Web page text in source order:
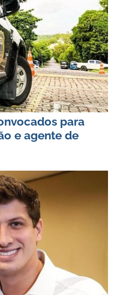
para
e agente de